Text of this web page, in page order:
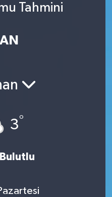
Tahmini
3°
Bulutlu